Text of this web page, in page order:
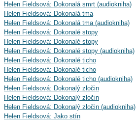
Helen Fieldsová: Dokonalá smrt (audiokniha)
Helen Fieldsová: Dokonalá tma
Helen Fieldsová: Dokonalá tma (audiokniha)
Helen Fieldsová: Dokonalé stopy
Helen Fieldsová: Dokonalé stopy
Helen Fieldsová: Dokonalé stopy (audiokniha)
Helen Fieldsová: Dokonalé ticho
Helen Fieldsová: Dokonalé ticho
Helen Fieldsová: Dokonalé ticho (audiokniha)
Helen Fieldsová: Dokonalý zločin
Helen Fieldsová: Dokonalý zločin
Helen Fieldsová: Dokonalý zločin (audiokniha)
Helen Fieldsová: Jako stín